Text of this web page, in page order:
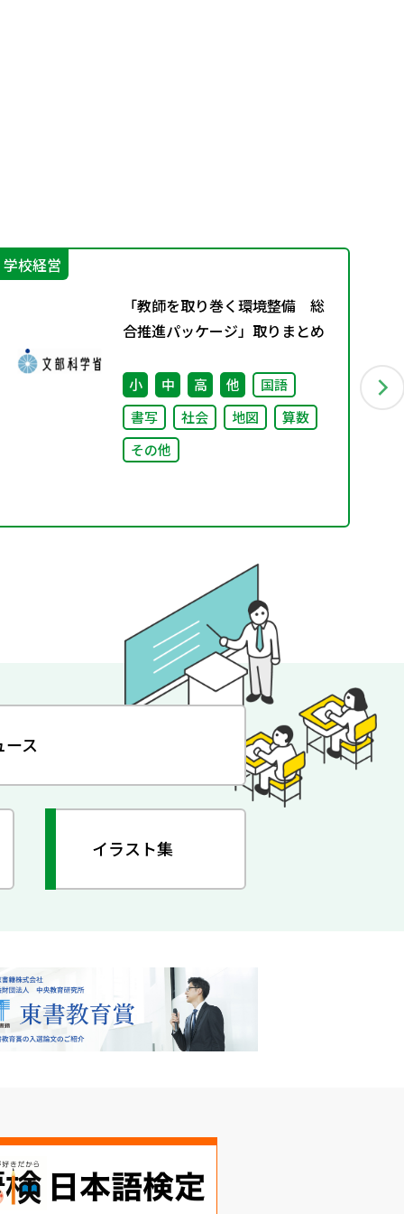
学校経営
「教師を取り巻く環境整備 総
合推進パッケージ」取りまとめ
小 中 高 他
国語
書写
社会 地図
算数
その他
ース
イラスト集